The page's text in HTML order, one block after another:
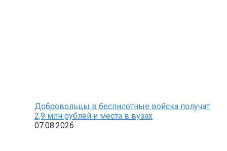
Добровольцы в беспилотные войска получат
2,9 млн рублей и места в вузах
07.08.2026